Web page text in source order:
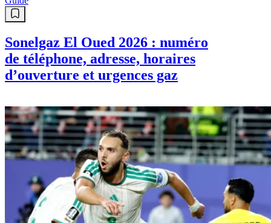
Guide
Sonelgaz El Oued 2026 : numéro
de téléphone, adresse, horaires
d’ouverture et urgences gaz